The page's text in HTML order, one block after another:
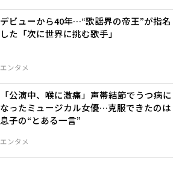
エンタメ
デビューから40年…“歌謡界の帝王”が指名
した「次に世界に挑む歌手」
エンタメ
「公演中、喉に激痛」声帯結節でうつ病に
なったミュージカル女優…克服できたのは
息子の“とある一言”